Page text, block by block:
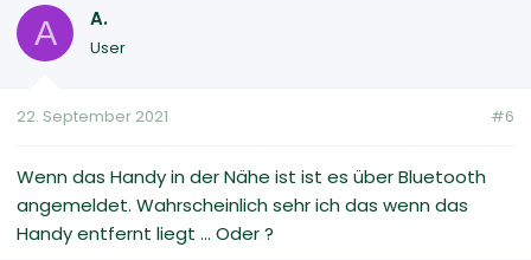
A A.
User
22. September 2021 #6
Wenn das Handy in der Nähe ist ist es über Bluetooth
angemeldet. Wahrscheinlich sehr ich das wenn das
Handy entfernt liegt ... Oder ?